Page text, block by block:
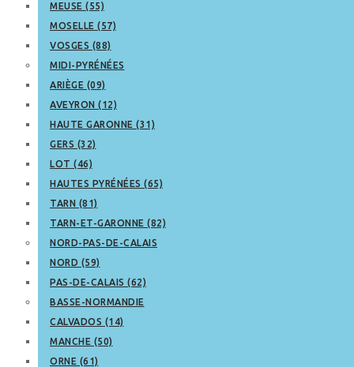
MEUSE (55)
MOSELLE (57)
VOSGES (88)
MIDI-PYRÉNÉES
ARIÈGE (09)
AVEYRON (12)
HAUTE GARONNE (31)
GERS (32)
LOT (46)
HAUTES PYRÉNÉES (65)
TARN (81)
TARN-ET-GARONNE (82)
NORD-PAS-DE-CALAIS
NORD (59)
PAS-DE-CALAIS (62)
BASSE-NORMANDIE
CALVADOS (14)
MANCHE (50)
ORNE (61)